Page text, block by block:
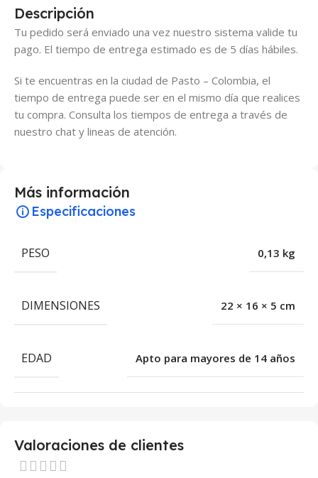
Descripción
Tu pedido será enviado una vez nuestro sistema valide tu
pago. El tiempo de entrega estimado es de 5 días hábiles.
Si te encuentras en la ciudad de Pasto – Colombia, el
tiempo de entrega puede ser en el mismo día que realices
tu compra. Consulta los tiempos de entrega a través de
nuestro chat y lineas de atención.
Más información
Especificaciones
PESO 0,13 kg
DIMENSIONES 22 × 16 × 5 cm
EDAD Apto para mayores de 14 años
Valoraciones de clientes